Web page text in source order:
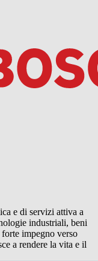
e di servizi attiva a
industriali, beni
impegno verso
a rendere la vita e il